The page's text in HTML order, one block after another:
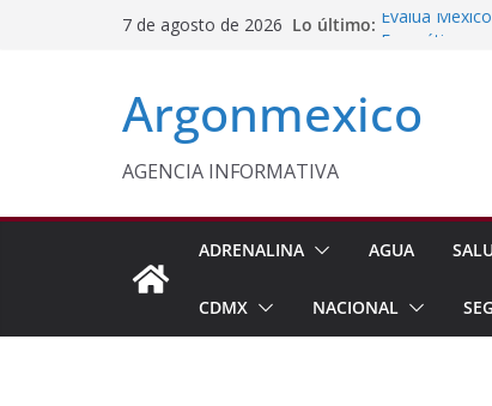
7 de agosto de 2026 Lo último: Evalúa
Texcoco
Aseguran
Michoacán
Argonmexico
AGENCIA INFORMATIVA
ADRENALINA AGUA
CDMX NACIONAL